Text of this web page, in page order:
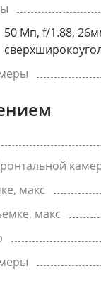
50 Мп, f/1.88,
макс
макс